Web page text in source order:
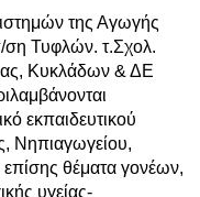
της Αγωγής
ση Τυφλών. τ.Σχολ.
Κυκλάδων & ΔΕ
εκπαιδευτικού
Νηπιαγωγείου,
θέματα γονέων,
υγείας-